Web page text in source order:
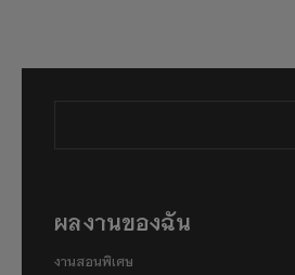
ผลงานของฉัน
งานสอนพิเศษ